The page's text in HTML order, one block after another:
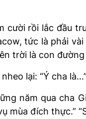
cười rồi lắc đầu
tức là phải
trời là con đường
lại: “Ý cha là…”
năm qua cha
mùa đích thực.”